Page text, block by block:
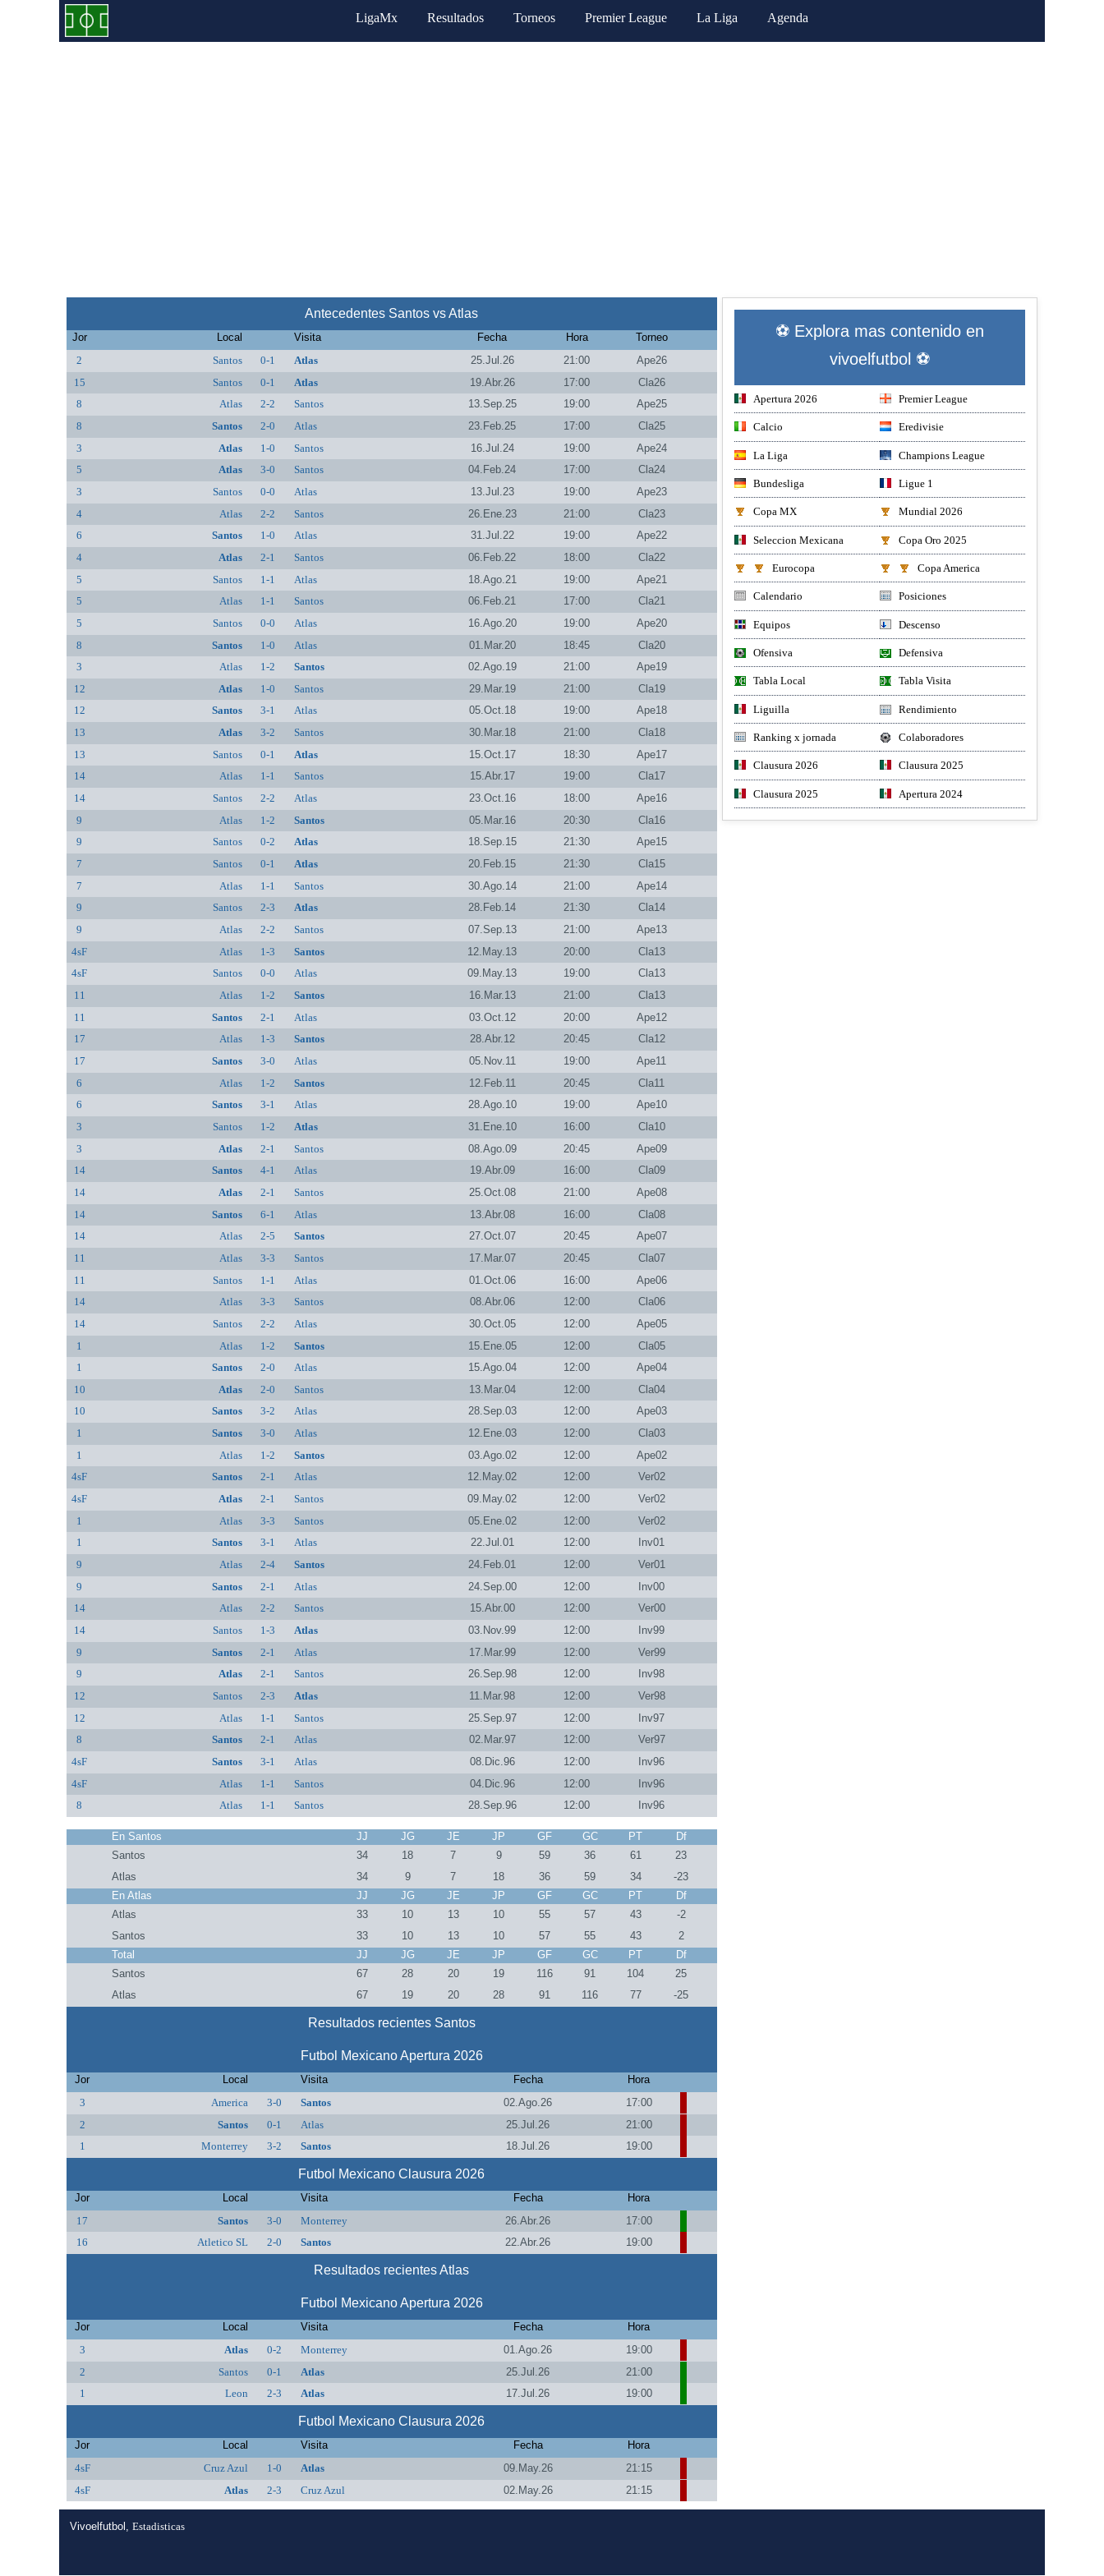
LigaMx Resultados Torneos Premier League La Liga Agenda
Antecedentes Santos vs Atlas
Jor Local Visita Fecha Hora
Torneo
2
Santos 0-1 Atlas 25.Jul.26 21:00
Ape26
15
Santos 0-1 Atlas 19.Abr.26 17:00
Cla26
8
Atlas 2-2 Santos 13.Sep.25 19:00
Ape25
8
Santos 2-0 Atlas 23.Feb.25 17:00
Cla25
3
Atlas 1-0 Santos 16.Jul.24 19:00
Ape24
5
Atlas 3-0 Santos 04.Feb.24 17:00
Cla24
3
Santos 0-0 Atlas 13.Jul.23 19:00
Ape23
4
Atlas 2-2 Santos 26.Ene.23 21:00
Cla23
6
Santos 1-0 Atlas 31.Jul.22 19:00
Ape22
4
Atlas 2-1 Santos 06.Feb.22 18:00
Cla22
5
Santos 1-1 Atlas 18.Ago.21 19:00
Ape21
5
Atlas 1-1 Santos 06.Feb.21 17:00
Cla21
5
Santos 0-0 Atlas 16.Ago.20 19:00
Ape20
8
Santos 1-0 Atlas 01.Mar.20 18:45
Cla20
3
Atlas 1-2 Santos 02.Ago.19 21:00
Ape19
12
Atlas 1-0 Santos 29.Mar.19 21:00
Cla19
12
Santos 3-1 Atlas 05.Oct.18 19:00
Ape18
13
Atlas 3-2 Santos 30.Mar.18 21:00
Cla18
13
Santos 0-1 Atlas 15.Oct.17 18:30
Ape17
14
Atlas 1-1 Santos 15.Abr.17 19:00
Cla17
14
Santos 2-2 Atlas 23.Oct.16 18:00
Ape16
9
Atlas 1-2 Santos 05.Mar.16 20:30
Cla16
9
Santos 0-2 Atlas 18.Sep.15 21:30
Ape15
7
Santos 0-1 Atlas 20.Feb.15 21:30
Cla15
7
Atlas 1-1 Santos 30.Ago.14 21:00
Ape14
9
Santos 2-3 Atlas 28.Feb.14 21:30
Cla14
9
Atlas 2-2 Santos 07.Sep.13 21:00
Ape13
4sF
Atlas 1-3 Santos 12.May.13 20:00
Cla13
4sF
Santos 0-0 Atlas 09.May.13 19:00
Cla13
11
Atlas 1-2 Santos 16.Mar.13 21:00
Cla13
11
Santos 2-1 Atlas 03.Oct.12 20:00
Ape12
17
Atlas 1-3 Santos 28.Abr.12 20:45
Cla12
17
Santos 3-0 Atlas 05.Nov.11 19:00
Ape11
6
Atlas 1-2 Santos 12.Feb.11 20:45
Cla11
6
Santos 3-1 Atlas 28.Ago.10 19:00
Ape10
3
Santos 1-2 Atlas 31.Ene.10 16:00
Cla10
3
Atlas 2-1 Santos 08.Ago.09 20:45
Ape09
14
Santos 4-1 Atlas 19.Abr.09 16:00
Cla09
14
Atlas 2-1 Santos 25.Oct.08 21:00
Ape08
14
Santos 6-1 Atlas 13.Abr.08 16:00
Cla08
14
Atlas 2-5 Santos 27.Oct.07 20:45
Ape07
11
Atlas 3-3 Santos 17.Mar.07 20:45
Cla07
11
Santos 1-1 Atlas 01.Oct.06 16:00
Ape06
14
Atlas 3-3 Santos 08.Abr.06 12:00
Cla06
14
Santos 2-2 Atlas 30.Oct.05 12:00
Ape05
1
Atlas 1-2 Santos 15.Ene.05 12:00
Cla05
1
Santos 2-0 Atlas 15.Ago.04 12:00
Ape04
10
Atlas 2-0 Santos 13.Mar.04 12:00
Cla04
10
Santos 3-2 Atlas 28.Sep.03 12:00
Ape03
1
Santos 3-0 Atlas 12.Ene.03 12:00
Cla03
1
Atlas 1-2 Santos 03.Ago.02 12:00
Ape02
4sF
Santos 2-1 Atlas 12.May.02 12:00
Ver02
4sF
Atlas 2-1 Santos 09.May.02 12:00
Ver02
1
Atlas 3-3 Santos 05.Ene.02 12:00
Ver02
1
Santos 3-1 Atlas 22.Jul.01 12:00
Inv01
9
Atlas 2-4 Santos 24.Feb.01 12:00
Ver01
9
Santos 2-1 Atlas 24.Sep.00 12:00
Inv00
14
Atlas 2-2 Santos 15.Abr.00 12:00
Ver00
14
Santos 1-3 Atlas 03.Nov.99 12:00
Inv99
9
Santos 2-1 Atlas 17.Mar.99 12:00
Ver99
9
Atlas 2-1 Santos 26.Sep.98 12:00
Inv98
12
Santos 2-3 Atlas 11.Mar.98 12:00
Ver98
12
Atlas 1-1 Santos 25.Sep.97 12:00
Inv97
8
Santos 2-1 Atlas 02.Mar.97 12:00
Ver97
4sF
Santos 3-1 Atlas 08.Dic.96 12:00
Inv96
4sF
Atlas 1-1 Santos 04.Dic.96 12:00
Inv96
8
Atlas 1-1 Santos 28.Sep.96 12:00 Inv96
En Santos JJ JG JE JP GF GC PT
Df
Santos
34 18 7 9 59 36 61
23
Atlas
34 9 7 18 36 59 34
-23
En Atlas
JJ JG JE JP GF GC PT
Df
Atlas
33 10 13 10 55 57 43
-2
Santos
33 10 13 10 57 55 43
2
Total
JJ JG JE JP GF GC PT
Df
Santos
67 28 20 19 116 91 104
25
Atlas
67 19 20 28 91 116 77 -25
Resultados recientes Santos
Futbol Mexicano Apertura 2026
Jor Local Visita Fecha
Hora
3
America 3-0 Santos 02.Ago.26
17:00
2
Santos 0-1 Atlas 25.Jul.26
21:00
1
Monterrey 3-2 Santos 18.Jul.26 19:00
Futbol Mexicano Clausura 2026
Jor Local Visita Fecha
Hora
17
Santos 3-0 Monterrey 26.Abr.26
17:00
16
Atletico SL 2-0 Santos 22.Abr.26 19:00
Resultados recientes Atlas
Futbol Mexicano Apertura 2026
Jor Local Visita Fecha
Hora
3
Atlas 0-2 Monterrey 01.Ago.26
19:00
2
Santos 0-1 Atlas 25.Jul.26
21:00
1
Leon 2-3 Atlas 17.Jul.26 19:00
Futbol Mexicano Clausura 2026
Jor Local Visita Fecha
Hora
4sF
Cruz Azul 1-0 Atlas 09.May.26
21:15
4sF
Atlas 2-3 Cruz Azul 02.May.26 21:15
⚽ Explora mas contenido en
vivoelfutbol ⚽
Apertura 2026 Premier League
Calcio Eredivisie
La Liga Champions League
Bundesliga Ligue 1
Copa MX Mundial 2026
Seleccion Mexicana Copa Oro 2025
Eurocopa Copa America
Calendario Posiciones
Equipos Descenso
Ofensiva Defensiva
Tabla Local Tabla Visita
Liguilla Rendimiento
Ranking x jornada Colaboradores
Clausura 2026 Clausura 2025
Clausura 2025 Apertura 2024
Vivoelfutbol,Estadisticas